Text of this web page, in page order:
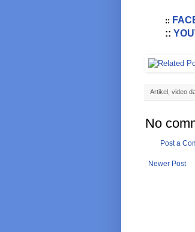
::
::
Artikel, video
No
Post a
Newer Post